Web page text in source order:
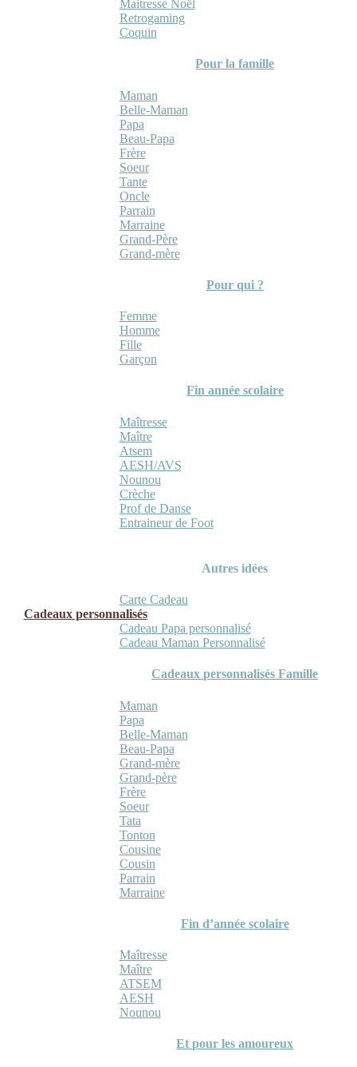
Maitresse Noël
Retrogaming
Coquin
Pour la famille
Maman
Belle-Maman
Papa
Beau-Papa
Frère
Soeur
Tante
Oncle
Parrain
Marraine
Grand-Père
Grand-mère
Pour qui ?
Femme
Homme
Fille
Garçon
Fin année scolaire
Maîtresse
Maître
Atsem
AESH/AVS
Nounou
Crèche
Prof de Danse
Entraineur de Foot
Autres idées
Carte Cadeau
Cadeaux personnalisés
Cadeau Papa personnalisé
Cadeau Maman Personnalisé
Cadeaux personnalisés Famille
Maman
Papa
Belle-Maman
Beau-Papa
Grand-mère
Grand-père
Frère
Soeur
Tata
Tonton
Cousine
Cousin
Parrain
Marraine
Fin d’année scolaire
Maîtresse
Maître
ATSEM
AESH
Nounou
Et pour les amoureux